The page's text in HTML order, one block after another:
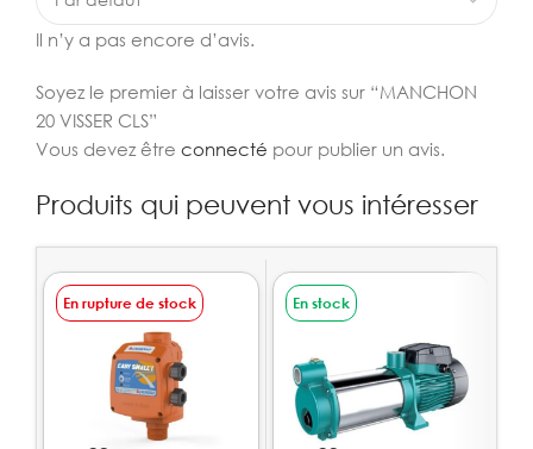
Il n’y a pas encore d’avis.
Soyez le premier à laisser votre avis sur “MANCHON
20 VISSER CLS”
Vous devez être connecté pour publier un avis.
Produits qui peuvent vous intéresser
En rupture de stock En stock